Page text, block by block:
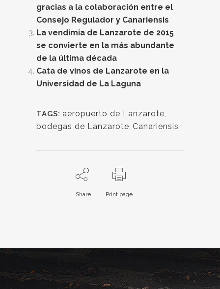
gracias a la colaboración entre el
Consejo Regulador y Canariensis
La vendimia de Lanzarote de 2015
se convierte en la más abundante
de la última década
Cata de vinos de Lanzarote en la
Universidad de La Laguna
TAGS: aeropuerto de Lanzarote,
bodegas de Lanzarote, Canariensis
Share Print page